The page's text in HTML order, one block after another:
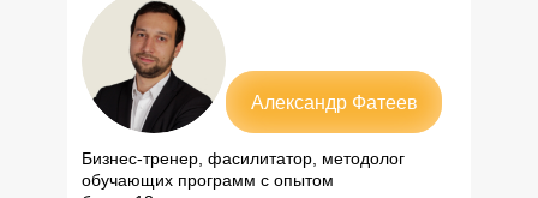
Александр Фатеев
Бизнес-тренер, фасилитатор, методолог
обучающих программ с опытом